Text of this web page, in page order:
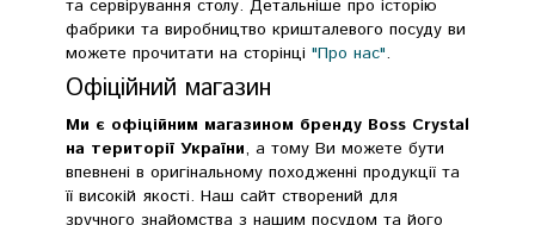
та сервірування столу. Детальніше про історію
фабрики та виробництво кришталевого посуду ви
можете прочитати на сторінці "Про нас".
Офіційний магазин
Ми є офіційним магазином бренду Boss Crystal
на території України, а тому Ви можете бути
впевнені в оригінальному походженні продукції та
її високій якості. Наш сайт створений для